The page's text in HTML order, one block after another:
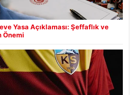
Yasa Açıklaması: Şeffaflık ve
Önemi